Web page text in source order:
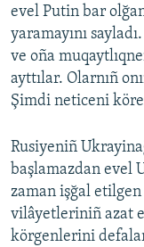
evel Putin bar
yaramayını
ve oña
ayttılar. Olarnıñ
Şimdi neticeni
Rusiyeniñ
başlamazdan evel
zaman işğal etilgen
vilâyetleriniñ azat
körgenlerini